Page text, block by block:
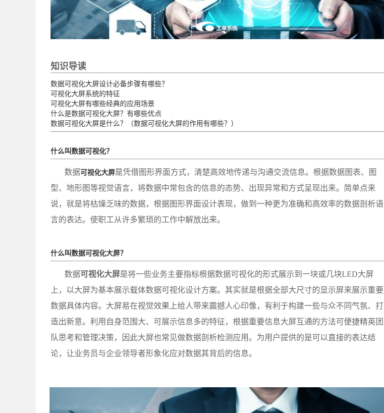
知识导读
数据可视化大屏设计必备步骤有哪些？
可视化大屏系统的特征
可视化大屏有哪些经典的应用场景
什么是数据可视化大屏？有哪些优点
数据可视化大屏是什么？（数据可视化大屏的作用有哪些？）
什么叫数据可视化？
数据可视化大屏是凭借图形界面方式，清楚高效地传递与沟通交流信息。根据数据图表、图
型、地形图等视觉语言，将数据中常包含的信息的态势、出现异常和方式呈现出来。简单点来
说，就是将枯燥乏味的数据，根据图形界面设计表现，做到一种更为准确和高效率的数据剖析语
言的表达。使职工从许多繁琐的工作中解放出来。
什么叫数据可视化大屏？
数据可视化大屏是将一些业务主要指标根据数据可视化的形式展示到一块或几块LED大屏
上，以大屏为基本展示载体数据可视化设计方案。其实就是根据全部大尺寸的显示屏来展示重要
数据具体内容。大屏易在视觉效果上给人带来震撼人心印像，有利于构建一些与众不同气氛、打
造出新意。利用自身范围大、可展示信息多的特征，根据重要信息大屏互通的方法可便捷精英团
队思考和管理决策，因此大屏也常见做数据剖析检测应用。为用户提供的是可以直接的表达结
论，让业务员与企业领导者形象化应对数据其背后的信息。